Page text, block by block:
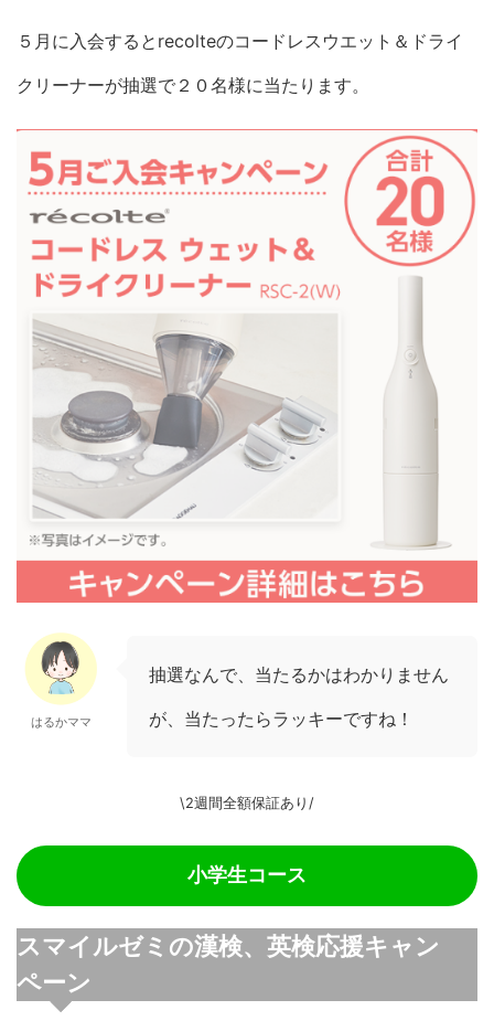
５月に入会するとrecolteのコードレスウエット＆ドライ
クリーナーが抽選で２０名様に当たります。
はるかママ
抽選なんで、当たるかはわかりません
が、当たったらラッキーですね！
\2週間全額保証あり/
小学生コース
スマイルゼミの漢検、英検応援キャン
ペーン